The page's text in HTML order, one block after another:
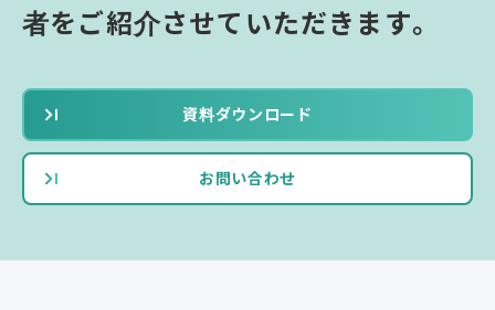
者をご紹介させていただきます。
資料ダウンロード
お問い合わせ